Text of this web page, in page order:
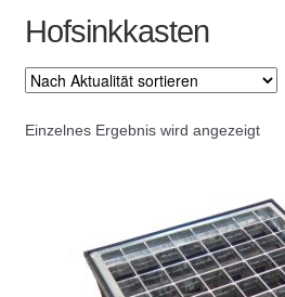
Absperrpfosten
Hofsinkkasten
Einzelnes Ergebnis wird angezeigt